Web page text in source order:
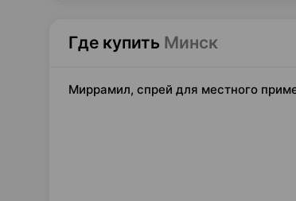
Где купить Минск
Миррамил, спрей для местного